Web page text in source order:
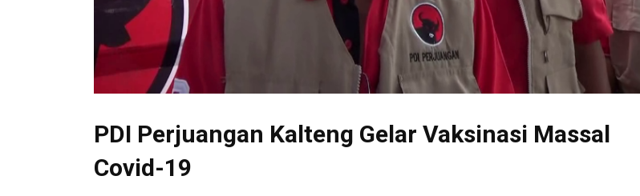
PDI Perjuangan Kalteng Gelar Vaksinasi Massal
Covid-19